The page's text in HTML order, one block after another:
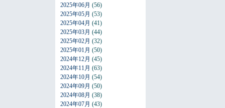
2025年06月 (56)
2025年05月 (53)
2025年04月 (41)
2025年03月 (44)
2025年02月 (32)
2025年01月 (50)
2024年12月 (45)
2024年11月 (63)
2024年10月 (54)
2024年09月 (50)
2024年08月 (38)
2024年07月 (43)